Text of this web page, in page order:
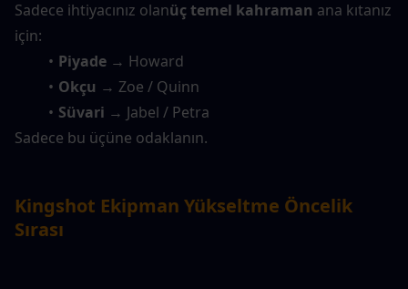
Sadece ihtiyacınız olanüç temel kahraman ana kıtanız
için:
Piyade → Howard
Okçu → Zoe / Quinn
Süvari → Jabel / Petra
Sadece bu üçüne odaklanın.
Kingshot Ekipman Yükseltme Öncelik
Sırası